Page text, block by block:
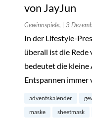
von JayJun
Gewinnspiele, | 3
In der Lifestyle-
überall ist die Rede
bedeutet die kleine
Entspannen immer
adventskalender
maske
sheetmask